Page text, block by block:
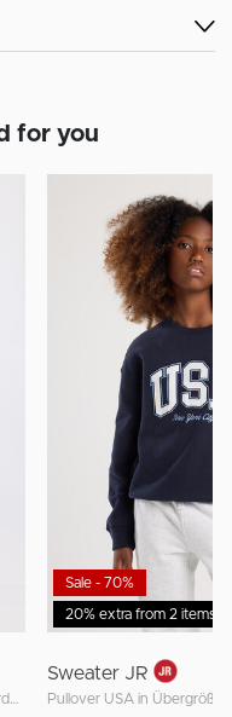
for you
20% extra from 2 items
Sale - 70%
Sweater JR
Pullover USA in Übergröße